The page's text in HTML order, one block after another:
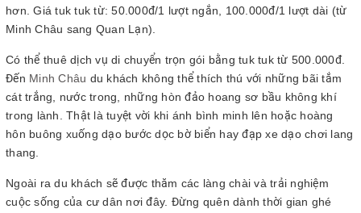
hơn. Giá tuk tuk từ: 50.000đ/1 lượt ngắn, 100.000đ/1 lượt dài (từ
Minh Châu sang Quan Lạn).
Có thể thuê dịch vụ di chuyển trọn gói bằng tuk tuk từ 500.000đ.
Đến Minh Châu du khách không thể thích thú với những bãi tắm
cát trắng, nước trong, những hòn đảo hoang sơ bầu không khí
trong lành. Thật là tuyệt vời khi ánh bình minh lên hoặc hoàng
hôn buông xuống dạo bước dọc bờ biển hay đạp xe dạo chơi lang
thang.
Ngoài ra du khách sẽ được thăm các làng chài và trải nghiệm
cuộc sống của cư dân nơi đây. Đừng quên dành thời gian ghé